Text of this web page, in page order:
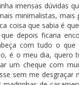
imensas dúvidas
minimalistas,
coisa que sabia é
depois ficaria
com tudo o
é o meu dia,
um cheque com
sem me